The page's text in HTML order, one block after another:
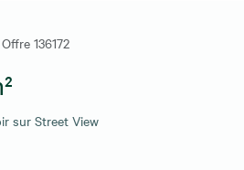
Offre 136172
sur Street View